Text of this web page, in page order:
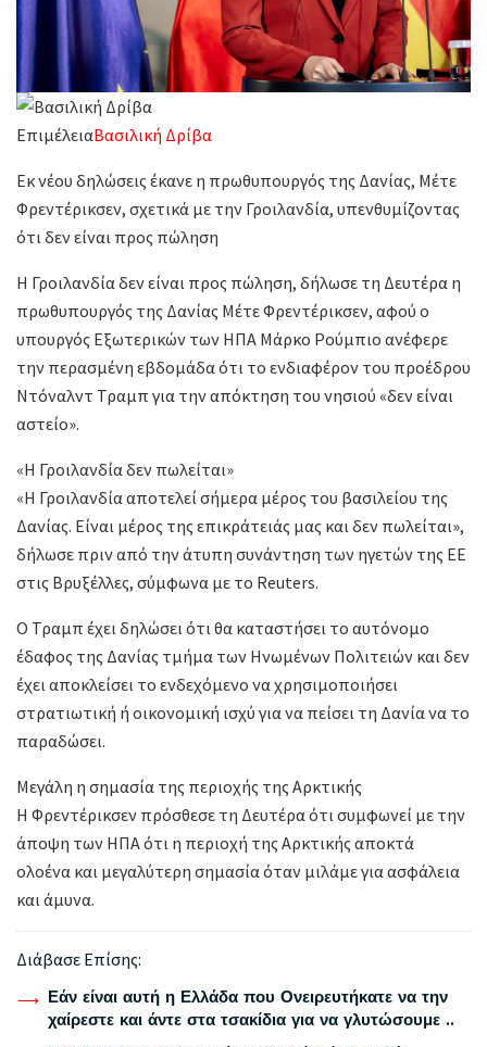
ΕπιμέλειαΒασιλική Δρίβα
Εκ νέου δηλώσεις έκανε η πρωθυπουργός της Δανίας, Μέτε
Φρεντέρικσεν, σχετικά με την Γροιλανδία, υπενθυμίζοντας
ότι δεν είναι προς πώληση
Η Γροιλανδία δεν είναι προς πώληση, δήλωσε τη Δευτέρα η
πρωθυπουργός της Δανίας Μέτε Φρεντέρικσεν, αφού ο
υπουργός Εξωτερικών των ΗΠΑ Μάρκο Ρούμπιο ανέφερε
την περασμένη εβδομάδα ότι το ενδιαφέρον του προέδρου
Ντόναλντ Τραμπ για την απόκτηση του νησιού «δεν είναι
αστείο».
«Η Γροιλανδία δεν πωλείται»
«Η Γροιλανδία αποτελεί σήμερα μέρος του βασιλείου της
Δανίας. Είναι μέρος της επικράτειάς μας και δεν πωλείται»,
δήλωσε πριν από την άτυπη συνάντηση των ηγετών της ΕΕ
στις Βρυξέλλες, σύμφωνα με το Reuters.
Ο Τραμπ έχει δηλώσει ότι θα καταστήσει το αυτόνομο
έδαφος της Δανίας τμήμα των Ηνωμένων Πολιτειών και δεν
έχει αποκλείσει το ενδεχόμενο να χρησιμοποιήσει
στρατιωτική ή οικονομική ισχύ για να πείσει τη Δανία να το
παραδώσει.
Μεγάλη η σημασία της περιοχής της Αρκτικής
Η Φρεντέρικσεν πρόσθεσε τη Δευτέρα ότι συμφωνεί με την
άποψη των ΗΠΑ ότι η περιοχή της Αρκτικής αποκτά
ολοένα και μεγαλύτερη σημασία όταν μιλάμε για ασφάλεια
και άμυνα.
Διάβασε Επίσης:
Εάν είναι αυτή η Ελλάδα που Ονειρευτήκατε να την
χαίρεστε και άντε στα τσακίδια για να γλυτώσουμε ..